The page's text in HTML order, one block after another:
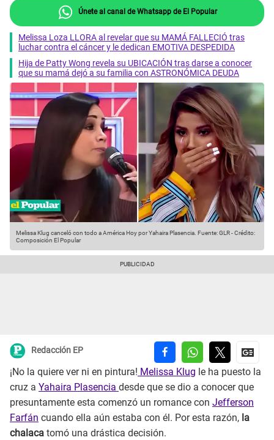
Únete al canal de Whatsapp de El Popular
Melissa Loza LLORA al revelar que su MAMÁ FALLECIÓ tras
luchar contra el cáncer y le dedican EMOTIVA DESPEDIDA
Hija de Patty Wong revela su UBICACIÓN tras darse a conocer
que su mamá dejó a su familia con ASTRONÓMICA DEUDA
Melissa Klug canceló con todo a América Hoy por Yahaira Plasencia. Fuente: GLR-Crédito:
Composición El Popular
Redacción EP
¡No la quiere ver ni en pintura! Melissa Klug le ha puesto la
cruz a Yahaira Plasencia desde que se dio a conocer que
presuntamente esta comenzó un romance con Jefferson
Farfán cuando ella aún estaba con él. Por esta razón, la
chalaca tomó una drástica decisión.